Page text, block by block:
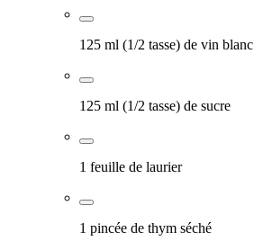
125 ml (1/2 tasse) de vin blanc
125 ml (1/2 tasse) de sucre
1 feuille de laurier
1 pincée de thym séché